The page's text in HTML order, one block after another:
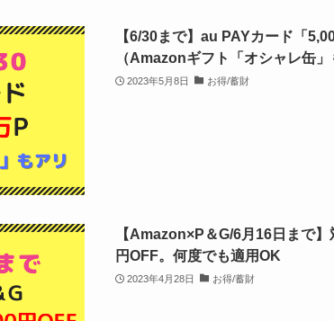
【6/30まで】au PAYカード「
（Amazonギフト「オシャレ缶」
2023年5月8日 お得/蓄財
【Amazon×P＆G/6月16日まで
円OFF。何度でも適用OK
2023年4月28日 お得/蓄財